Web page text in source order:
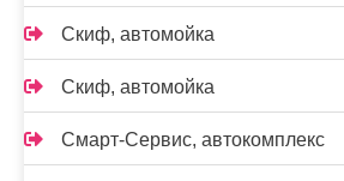
Скиф, автомойка
Скиф, автомойка
Смарт-Сервис, автокомплекс